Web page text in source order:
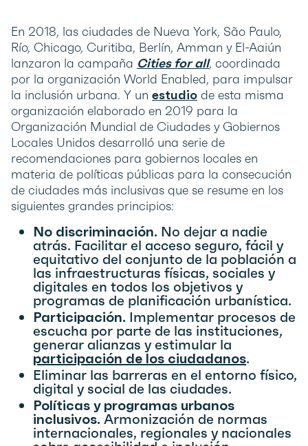
En 2018, las ciudades de Nueva York, São Paulo,
Río, Chicago, Curitiba, Berlín, Amman y El-Aaiún
lanzaron la campaña Cities for all, coordinada
por la organización World Enabled, para impulsar
la inclusión urbana. Y un estudio de esta misma
organización elaborado en 2019 para la
Organización Mundial de Ciudades y Gobiernos
Locales Unidos desarrolló una serie de
recomendaciones para gobiernos locales en
materia de políticas públicas para la consecución
de ciudades más inclusivas que se resume en los
siguientes grandes principios:
No discriminación. No dejar a nadie
atrás. Facilitar el acceso seguro, fácil y
equitativo del conjunto de la población a
las infraestructuras físicas, sociales y
digitales en todos los objetivos y
programas de planificación urbanística.
Participación. Implementar procesos de
escucha por parte de las instituciones,
generar alianzas y estimular la
participación de los ciudadanos.
Eliminar las barreras en el entorno físico,
digital y social de las ciudades.
Políticas y programas urbanos
inclusivos. Armonización de normas
internacionales, regionales y nacionales